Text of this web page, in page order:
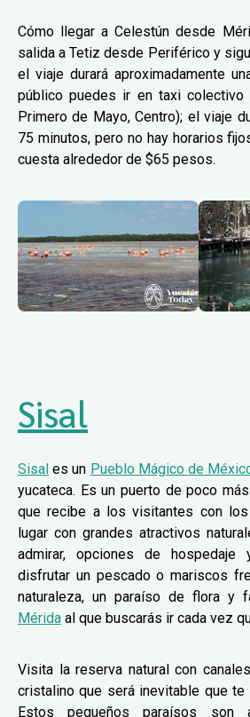
Cómo llegar a Celestún desde
salida a Tetiz desde Periférico y
el viaje durará aproximadamente
público puedes ir en taxi
Primero de Mayo, Centro); el viaje
75 minutos, pero no hay horarios
cuesta alrededor de $65 pesos.
Sisal
Sisal es un Pueblo Mágico de
yucateca. Es un puerto de poco
que recibe a los visitantes con
lugar con grandes atractivos
admirar, opciones de hospedaje
disfrutar un pescado o mariscos
naturaleza, un paraíso de flora y
Mérida al que buscarás ir cada vez
Visita la reserva natural con
cristalino que será inevitable que te
Estos pequeños paraísos son